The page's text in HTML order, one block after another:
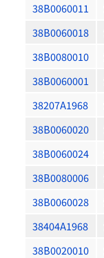
38B0060011
38B0060018
38B0080010
38B0060001
38207A1968
38B0060020
38B0060024
38B0080006
38B0060028
38404A1968
38B0020010